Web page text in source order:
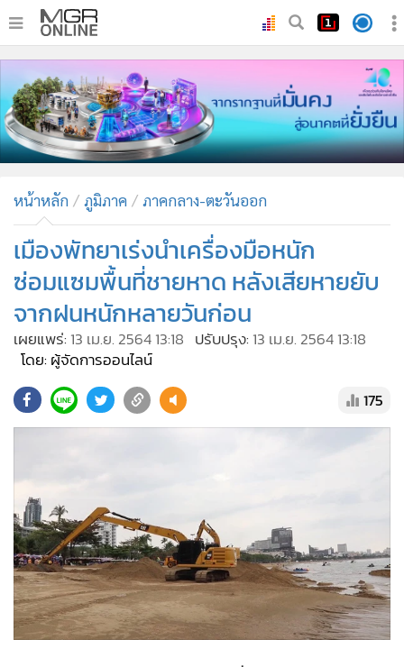
• ทันเหตุการณ์
• ภาคใต้
• ภูมิภาค
• บันเทิง
ผู้จัดการรายวัน
• คอลัมนิสต์
• ละคร
• CbizReview
• Cyber BIZ
• Good health & Well-being
• Green Innovation & SD
•
MGR Live
• Infographic
• การเมือง
• ท่องเที่ยว
• กีฬา
• ต่างประเทศ
หน้าหลัก ภูมิภาค ภาคกลาง-ตะวันออก
เมืองพัทยาเร่งนำเครื่องมือหนัก
ซ่อมแซมพื้นที่ชายหาด หลังเสียหายยับ
จากฝนหนักหลายวันก่อน
เผยแพร่: 13 เม.ย. 2564 13:18 ปรับปรุง: 13 เม.ย. 2564 13:18
โดย: ผู้จัดการออนไลน์
175